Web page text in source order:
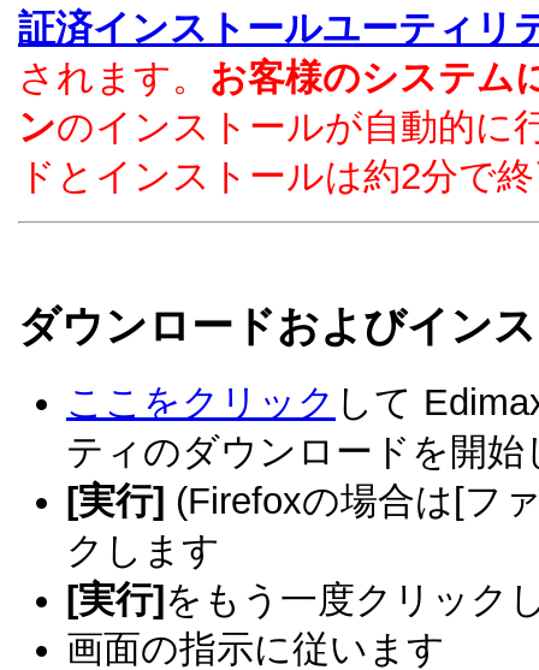
証済インストールユーティリ
されます。 お客様のシステム
ンのインストールが自動的に
ドとインストールは約2分で
ダウンロードおよびイン
ここをクリック して
ティのダウンロードを開始
[実行] (Firefoxの場合は[フ
クします
[実行]をもう一度クリック
画面の指示に従います